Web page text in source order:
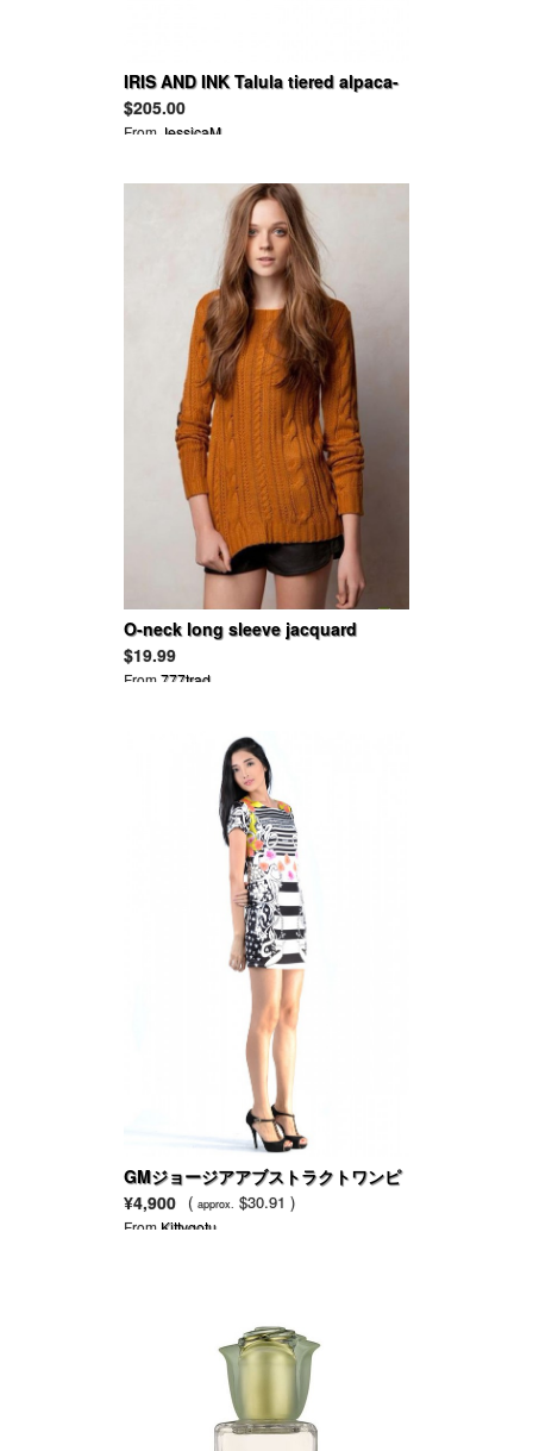
IRIS AND INK Talula tiered alpaca-
blend sweater
$205.00
From JessicaM
O-neck long sleeve jacquard
pullover knit sweater
$19.99
From777trad
GMジョージアアブストラクトワンピ
ース（イエロー）
¥4,900 ( approx. $30.91 )
From Kittygotu